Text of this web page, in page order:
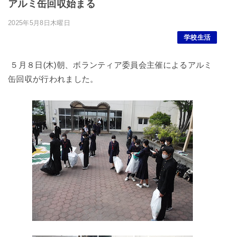
アルミ缶回収始まる
2025年5月8日木曜日
学校生活
５月８日(木)朝、ボランティア委員会主催によるアルミ
缶回収が行われました。